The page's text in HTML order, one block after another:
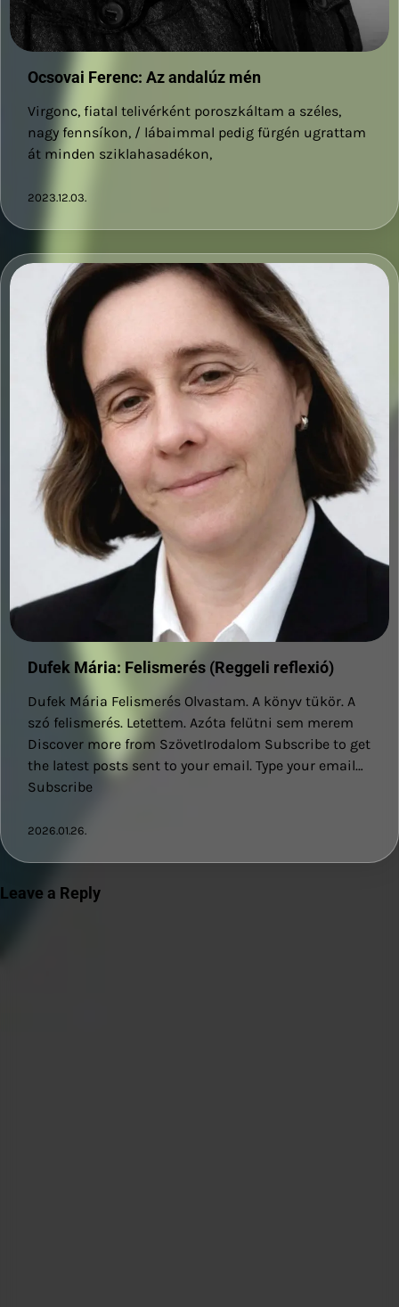
Ocsovai Ferenc: Az andalúz mén
Virgonc, fiatal telivérként poroszkáltam a széles,
nagy fennsíkon, / lábaimmal pedig fürgén ugrattam
át minden sziklahasadékon,
2023.12.03.
Dufek Mária: Felismerés (Reggeli reflexió)
Dufek Mária Felismerés Olvastam. A könyv tükör. A
szó felismerés. Letettem. Azóta felütni sem merem
Discover more from SzövetIrodalom Subscribe to get
the latest posts sent to your email. Type your email…
Subscribe
2026.01.26.
Leave a Reply